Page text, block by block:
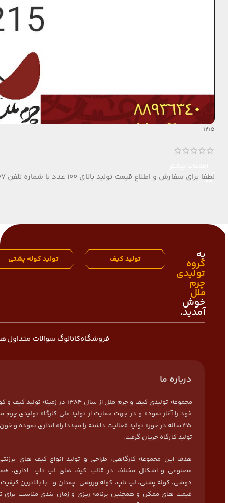
1215
لطفا برای سفارش و اطلاع قیمت تولید بالای 100 عدد با شماره تلفن 09124152407 تماس بگیرید.
به
گروه
تولیدی
چرم
ملل
خوش
آمدید.
تولید کیف تولید کوله پشتی
فروشگاهکاتالوگسوالات متداول
درباره ما
مجموعه تولیدی کیف و چرم ملل از سال 1384 در
خود را آغاز نموده و در جهت حمایت از تولید ملی کارگاه تولیدی چرم
35 ساله در حوزه تولید فعالیت داشته را مجددا راه اندازی نموده و
تولید کارگاه جریان گرفت.
هدف این مجموعه کارگاهی، طراحی و تولید انواع کیف های
مصنوعی و اشکال مختلف در قالب کیف های لپ تاپ، اداری،
دوشی، کوله پشتی، لپ تاپ، کوله ورزشی، چمدان و… با بالاترین
قیمت های ممکن و همچنین برنامه ریزی و زمان بندی مناسب برای